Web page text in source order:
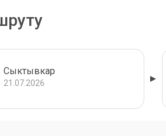
Сыктывкар
21.07.2026